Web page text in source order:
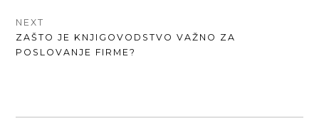
NEXT
NEXT
POST:
ZAŠTO JE KNJIGOVODSTVO VAŽNO ZA
POSLOVANJE FIRME?